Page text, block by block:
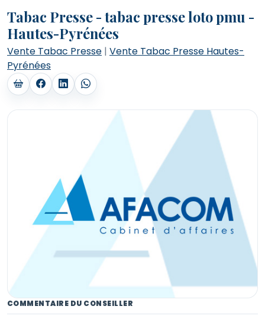
Tabac Presse - tabac presse loto pmu -
Hautes-Pyrénées
Vente Tabac Presse | Vente Tabac Presse Hautes-
Pyrénées
COMMENTAIRE DU CONSEILLER